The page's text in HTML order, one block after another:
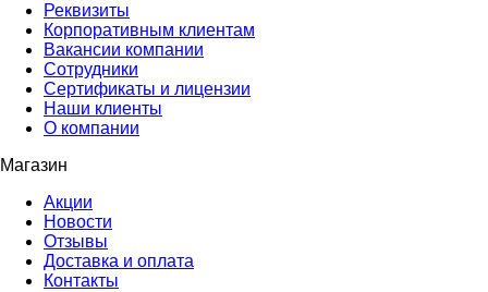
Реквизиты
Корпоративным клиентам
Вакансии компании
Сотрудники
Сертификаты и лицензии
Наши клиенты
О компании
Магазин
Акции
Новости
Отзывы
Доставка и оплата
Контакты